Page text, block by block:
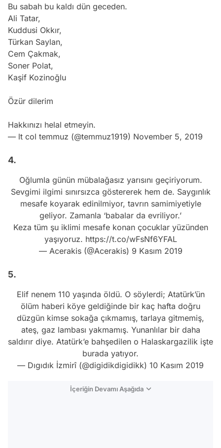
Bu sabah bu kaldı dün geceden.
Ali Tatar,
Kuddusi Okkır,
Türkan Saylan,
Cem Çakmak,
Soner Polat,
Kaşif Kozinoğlu
Özür dilerim
Hakkınızı helal etmeyin.
— lt col temmuz (@temmuz1919) November 5, 2019
4.
Oğlumla günün mübalağasız yarısını geçiriyorum.
Sevgimi ilgimi sınırsızca göstererek hem de. Saygınlık
mesafe koyarak edinilmiyor, tavrın samimiyetiyle
geliyor. Zamanla ‘babalar da evriliyor.’
Keza tüm şu iklimi mesafe konan çocuklar yüzünden
yaşıyoruz. https://t.co/wFsNf6YFAL
— Acerakis (@Acerakis) 9 Kasım 2019
5.
Elif nenem 110 yaşında öldü. O söylerdi; Atatürk’ün
ölüm haberi köye geldiğinde bir kaç hafta doğru
düzgün kimse sokağa çıkmamış, tarlaya gitmemiş,
ateş, gaz lambası yakmamış. Yunanlılar bir daha
saldırır diye. Atatürk’e bahşedilen o Halaskargazilik işte
burada yatıyor.
— Dıgıdık İzmirî (@digidikdigidikk) 10 Kasım 2019
İçeriğin Devamı Aşağıda